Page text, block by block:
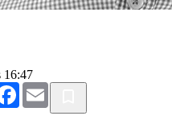
16:47
Facebook
Email